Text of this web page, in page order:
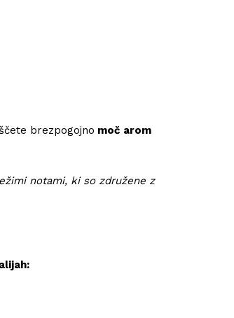
brezpogojno moč arom
notami, ki so združene z